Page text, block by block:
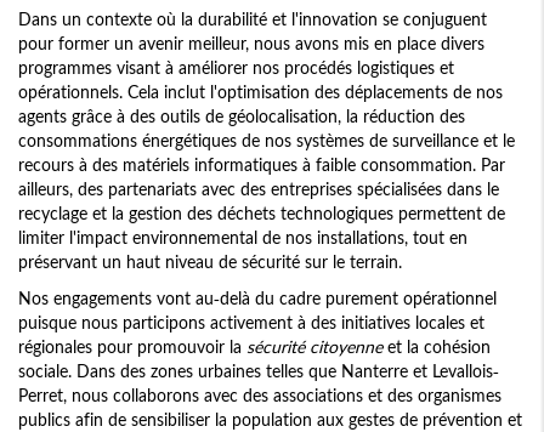
Dans un contexte où la durabilité et l'innovation se conjuguent
pour former un avenir meilleur, nous avons mis en place divers
programmes visant à améliorer nos procédés logistiques et
opérationnels. Cela inclut l'optimisation des déplacements de nos
agents grâce à des outils de géolocalisation, la réduction des
consommations énergétiques de nos systèmes de surveillance et le
recours à des matériels informatiques à faible consommation. Par
ailleurs, des partenariats avec des entreprises spécialisées dans le
recyclage et la gestion des déchets technologiques permettent de
limiter l'impact environnemental de nos installations, tout en
préservant un haut niveau de sécurité sur le terrain.
Nos engagements vont au-delà du cadre purement opérationnel
puisque nous participons activement à des initiatives locales et
régionales pour promouvoir la sécurité citoyenneet la cohésion
sociale. Dans des zones urbaines telles que Nanterre et Levallois-
Perret, nous collaborons avec des associations et des organismes
publics afin de sensibiliser la population aux gestes de prévention et